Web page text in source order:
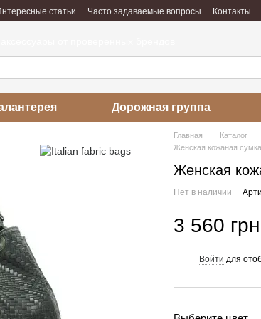
статьи Часто задаваемые вопросы
Контакты
Дорожная группа
Главная Каталог
Женская кожаная
Женская
Нет в наличии
3 560 грн
Войти для